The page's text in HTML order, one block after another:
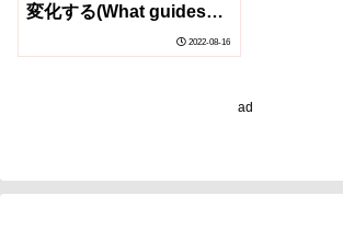
変化する(What guides
our attention to faces in
videos changes with
2022-08-16
ad